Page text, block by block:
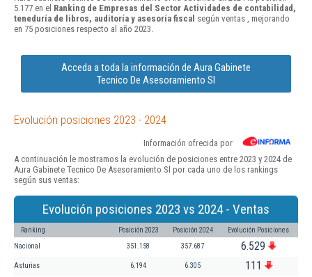
5.177 en el Ranking de Empresas del Sector Actividades de contabilidad,
teneduría de libros, auditoría y asesoría fiscal según ventas , mejorando
en 75 posiciones respecto al año 2023.
Acceda a toda la información de Aura Gabinete
Tecnico De Asesoramiento Sl
Evolución posiciones 2023 - 2024
Información ofrecida por
A continuación le mostramos la evolución de posiciones entre 2023 y 2024 de
Aura Gabinete Tecnico De Asesoramiento Sl por cada uno de los rankings
según sus ventas:
Evolución posiciones 2023 vs 2024 - Ventas
Ranking Posición 2023 Posición 2024 Evolución Posiciones
Nacional 351.158 357.687 6.529
Asturias 6.194 6.305 111